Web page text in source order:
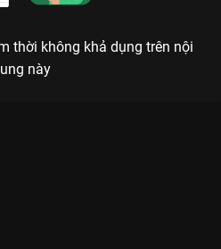
thời không khả dụng trên nội
này